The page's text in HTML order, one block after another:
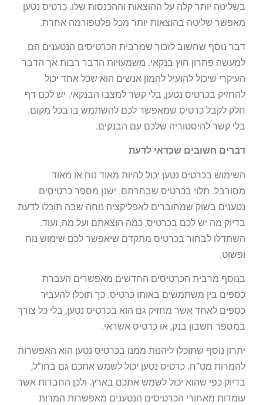
בשליטה יותר קלה על ההוצאות וההכנסות שלו. כרטיס נטען
מאפשר שליטה בהוצאות יותר מכל פלטפורמה אחרת.
דבר נוסף שחשוב לזכור שמרבית הכרטיסים הנטענים הם
למעשה פתרון חוץ בנקאי. משמעויות הדבר רבות אך הדבר
העיקרי שיכול להועיל להמון אנשים הוא שכל אחד יכול
להחזיק בכרטיס נטען, בלי קשר למצבו הבנקאי. יש לכם דף
חלק לקבל כרטיס שמאפשר לכם להשתמש בו בכל מקום.
בלי קשר להיסטוריה שלכם עם הבנקים.
דברים חשובים שכדאי לדעת
השימוש בכרטיס נטען יכול להיות מאוד נוח או מאוד
מסורבל. תלוי בכרטיס שבחרתם. ישנן מספר כרטיסים
נטענים בשוק שמחוברים לאפליקציה נוחה שבה תוכלו לדעת
בדיוק מה יש לכם בכרטיס, כמה הוצאתם ועל מה, ועוד.
השתדלו לבחור בכרטיס מתקדם שיאפשר לכם שימוש נוח
ופשוט.
בנוסף מרבית הכרטיסים החדשים מאפשרים העברת
כספים בין משתמשים באותו כרטיס. כך תוכלו להעביר
כספים לאחד אשר מחזיק גם הוא בכרטיס נטען, בלי כל צורך
במספר חשבון בנק, או כרטיס אשראי.
יתרון נוסף שתוכלו ליהנות ממנו בכרטיס נטען הוא האפשרות
להמרות מט”ח. כרטיס נטען יכול לשמש אתכם גם בחו”ל,
בדיוק כפי שהוא יכול לשמש אתכם בארץ. ולכן החברות אשר
עומדות מאחורי הכרטיסים הנטענים מאפשרות המרות